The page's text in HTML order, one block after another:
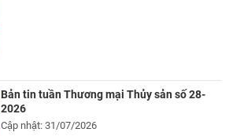
Bản tin tuần Thương mại Thủy sản số 28-
2026
Cập nhật: 31/07/2026